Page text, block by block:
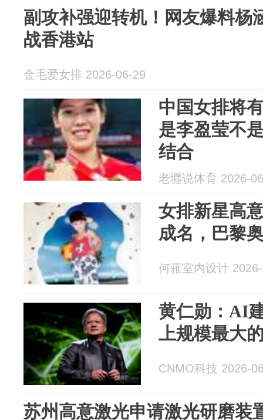
副攻补强迎转机！网友爆料杨
战香港站
金毛爱女排 2026-06-29
中国女排将
是李盈莹不
结合
老壥说体育 2026-
女排新星高
成名，巴黎
何蕥室内设计
黄仁勋：AI
上规模最大
CNMO科技 2026-
苏州高意激光申请激光研磨装